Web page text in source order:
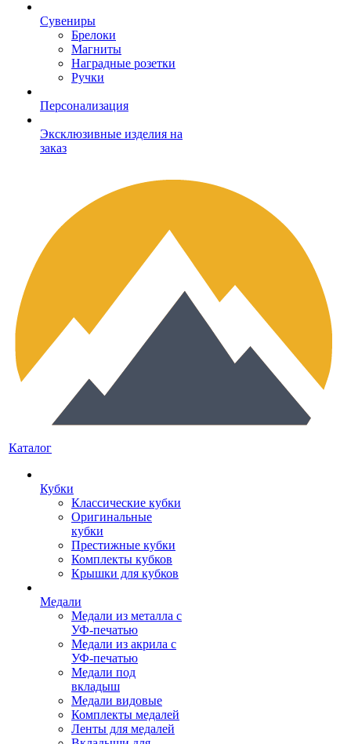
Сувениры
Брелоки
Магниты
Наградные розетки
Ручки
Персонализация
Эксклюзивные изделия на
заказ
Каталог
Кубки
Классические кубки
Оригинальные
кубки
Престижные кубки
Комплекты кубков
Крышки для кубков
Медали
Медали из металла с
УФ-печатью
Медали из акрила с
УФ-печатью
Медали под
вкладыш
Медали видовые
Комплекты медалей
Ленты для медалей